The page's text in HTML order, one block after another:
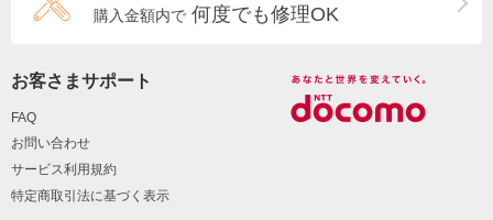
購入金額内で 何度でも修理OK
お客さまサポート
FAQ
お問い合わせ
サービス利用規約
特定商取引法に基づく表示